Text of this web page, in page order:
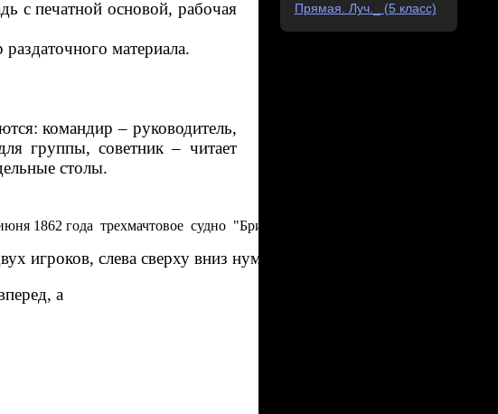
с печатной основой, рабочая
материала.
командир – руководитель,
группы, советник – читает
столы.
1862 года  трехмачтовое  судно  "Британия",  из  порта  Глазго,
игроков, слева сверху вниз нумеруются строки от 1 до 8,
а
Прямая. Луч._ (5 класс)